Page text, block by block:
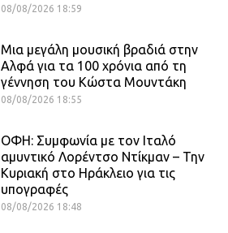
08/08/2026 18:59
Μια μεγάλη μουσική βραδιά στην
Αλφά για τα 100 χρόνια από τη
γέννηση του Κώστα Μουντάκη
08/08/2026 18:55
ΟΦΗ: Συμφωνία με τον Ιταλό
αμυντικό Λορέντσο Ντίκμαν – Την
Κυριακή στο Ηράκλειο για τις
υπογραφές
08/08/2026 18:48